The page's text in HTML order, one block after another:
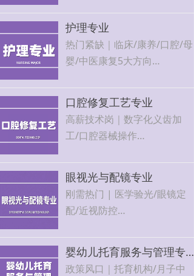
教师资格证
护理专业
热门紧缺｜临床/康养/口腔/母
婴/中医康复5大方向
定、薪资优厚
口腔修复工艺专业
高薪技术岗｜数字化义齿加
工/口腔器械操作
眼视光与配镜专业
刚需热门 | 医学验光/眼镜定
配/近视防控
力保健中心稳定就业，可自主
开店
婴幼儿托育服务与管理专业
政策风口｜托育机构/月子中